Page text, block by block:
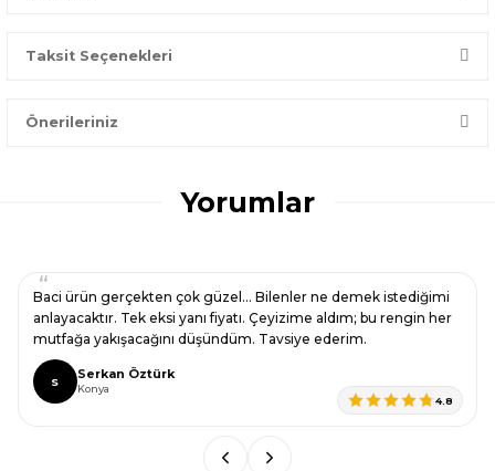
Taksit Seçenekleri
Önerileriniz
konularda yetersiz gördüğünüz noktaları öneri formunu
kullanarak tarafımıza iletebilirsiniz.
Ürün resmi kalitesiz, bozuk veya görüntülenemiyor.
Ürün açıklamasında eksik bilgiler bulunuyor.
Ürün bilgilerinde hatalar bulunuyor.
Ürün fiyatı diğer sitelerden daha pahalı.
Yorumlar
Baci ürün gerçekten çok güzel… Bilenler ne demek istediğimi
anlayacaktır. Tek eksi yanı fiyatı. Çeyizime aldım; bu rengin her
mutfağa yakışacağını düşündüm. Tavsiye ederim.
S Serkan Öztürk
Konya
4.8